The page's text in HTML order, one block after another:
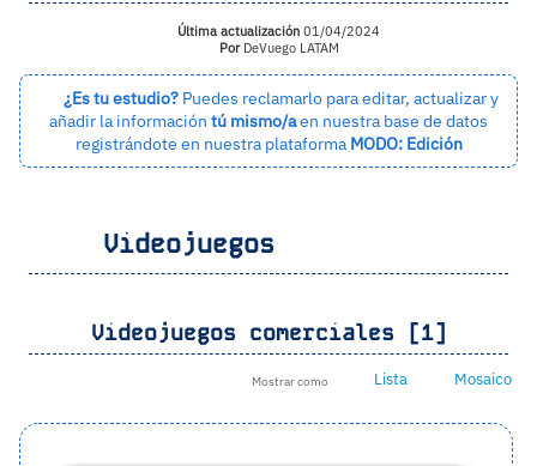
Última actualización 01/04/2024
PorDeVuego LATAM
¿Es tu estudio? Puedes reclamarlo para editar, actualizar y
añadir la información tú mismo/aen nuestra base de datos
registrándote en nuestra plataforma MODO: Edición
Videojuegos
Videojuegos comerciales [1]
Mostrar como Lista Mosaico